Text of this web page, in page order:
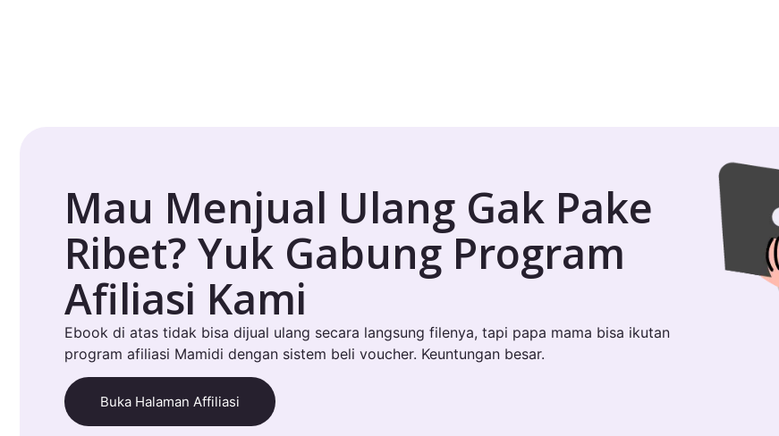
Mau Menjual Ulang Gak Pake
Ribet? Yuk Gabung Program
Afiliasi Kami
Ebook di atas tidak bisa dijual ulang secara langsung filenya, tapi papa mama bisa ikutan
program afiliasi Mamidi dengan sistem beli voucher. Keuntungan besar.
Buka Halaman Affiliasi